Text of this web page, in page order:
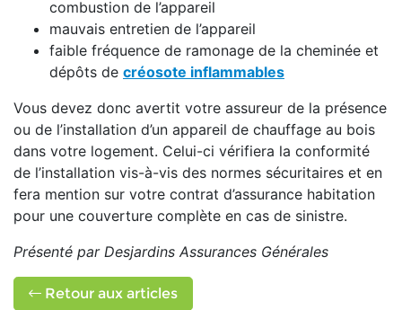
combustion de l’appareil
mauvais entretien de l’appareil
faible fréquence de ramonage de la cheminée et
dépôts de créosote inflammables
Vous devez donc avertit votre assureur de la présence
ou de l’installation d’un appareil de chauffage au bois
dans votre logement. Celui-ci vérifiera la conformité
de l’installation vis-à-vis des normes sécuritaires et en
fera mention sur votre contrat d’assurance habitation
pour une couverture complète en cas de sinistre.
Présenté par Desjardins Assurances Générales
Retour aux articles